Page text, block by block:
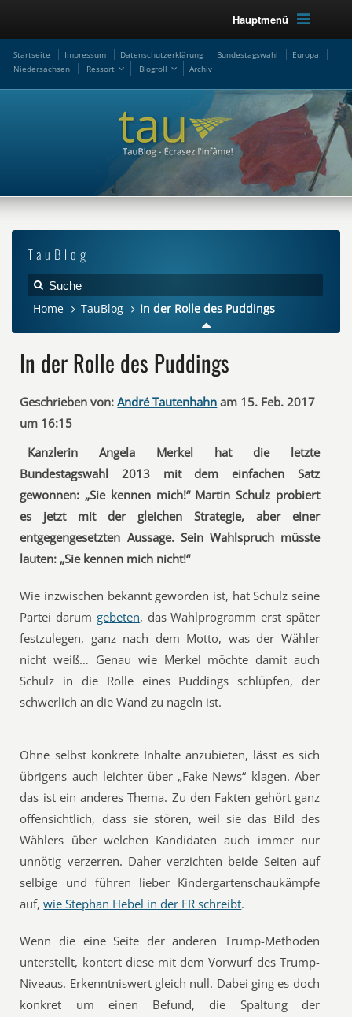
Hauptmenü
Startseite Impressum Datenschutzerklärung Bundestagswahl
Europa
Niedersachsen
Ressort Blogroll Archiv
TauBlog
Home TauBlog In der Rolle des Puddings
In der Rolle des Puddings
Geschrieben von: André Tautenhahn am 15. Feb. 2017
um 16:15
Kanzlerin Angela Merkel hat die letzte
Bundestagswahl 2013 mit dem einfachen Satz
gewonnen: „Sie kennen mich!“ Martin Schulz probiert
es jetzt mit der gleichen Strategie, aber einer
entgegengesetzten Aussage. Sein Wahlspruch müsste
lauten: „Sie kennen mich nicht!“
Wie inzwischen bekannt geworden ist, hat Schulz seine
Partei darum gebeten, das Wahlprogramm erst später
festzulegen, ganz nach dem Motto, was der Wähler
nicht weiß… Genau wie Merkel möchte damit auch
Schulz in die Rolle eines Puddings schlüpfen, der
schwerlich an die Wand zu nageln ist.
Ohne selbst konkrete Inhalte anzubieten, lässt es sich
übrigens auch leichter über „Fake News“ klagen. Aber
das ist ein anderes Thema. Zu den Fakten gehört ganz
offensichtlich, dass sie stören, weil sie das Bild des
Wählers über welchen Kandidaten auch immer nur
unnötig verzerren. Daher verzichten beide Seiten auf
selbige und führen lieber Kindergartenschaukämpfe
auf,wie Stephan Hebel in der FR schreibt.
Wenn die eine Seite der anderen Trump-Methoden
unterstellt, kontert diese mit dem Vorwurf des Trump-
Niveaus. Erkenntniswert gleich null. Dabei ging es doch
konkret um einen Befund, die Spaltung der